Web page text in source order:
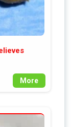
More